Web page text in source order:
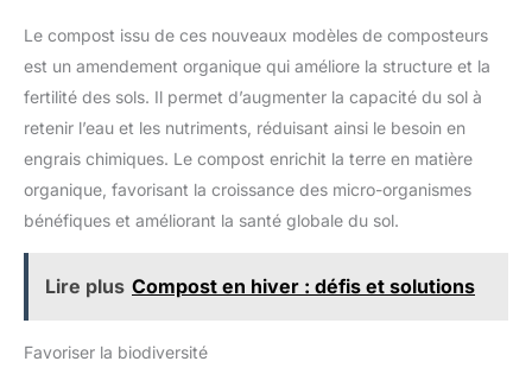
Le compost issu de ces nouveaux modèles de composteurs
est un amendement organique qui améliore la structure et la
fertilité des sols. Il permet d’augmenter la capacité du sol à
retenir l’eau et les nutriments, réduisant ainsi le besoin en
engrais chimiques. Le compost enrichit la terre en matière
organique, favorisant la croissance des micro-organismes
bénéfiques et améliorant la santé globale du sol.
Lire plus Compost en hiver : défis et solutions
Favoriser la biodiversité